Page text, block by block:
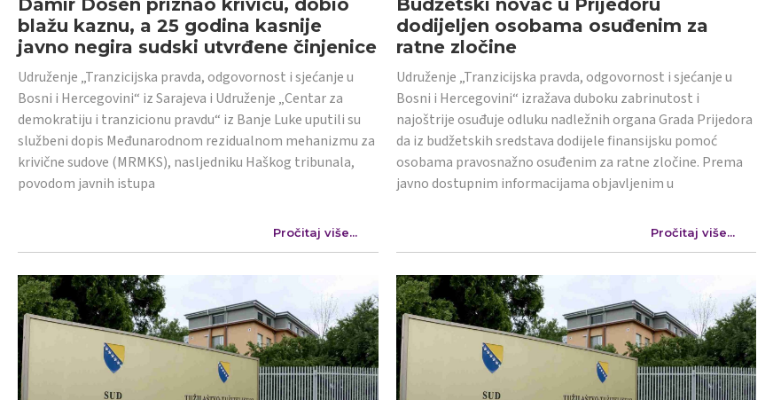
blažu kaznu, a 25 godina kasnije
javno negira sudski utvrđene činjenice
Udruženje „Tranzicijska pravda, odgovornost i sjećanje u
Bosni i Hercegovini“ iz Sarajeva i Udruženje „Centar za
demokratiju i tranzicionu pravdu“ iz Banje Luke uputili su
službeni dopis Međunarodnom rezidualnom mehanizmu za
krivične sudove (MRMKS), nasljedniku Haškog tribunala,
povodom javnih istupa
Pročitaj više...
dodijeljen osobama osuđenim za
ratne zločine
Udruženje „Tranzicijska pravda, odgovornost i sjećanje u
Bosni i Hercegovini“ izražava duboku zabrinutost i
najoštrije osuđuje odluku nadležnih organa Grada Prijedora
da iz budžetskih sredstava dodijele finansijsku pomoć
osobama pravosnažno osuđenim za ratne zločine. Prema
javno dostupnim informacijama objavljenim u
Pročitaj više...